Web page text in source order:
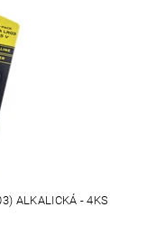
ALKALICKÁ - 4KS